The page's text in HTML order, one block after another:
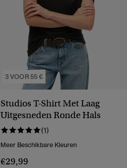
3 VOOR 55 €
Studios T-Shirt Met Laag
Uitgesneden Ronde Hals
(1)
Meer Beschikbare Kleuren
€29,99